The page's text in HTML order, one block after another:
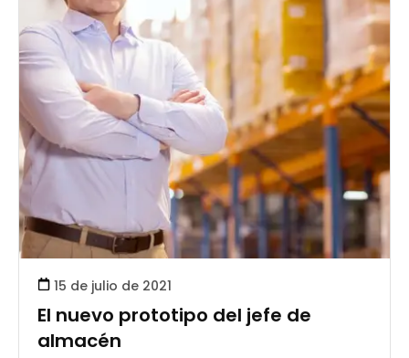
15 de julio de 2021
El nuevo prototipo del jefe de
almacén